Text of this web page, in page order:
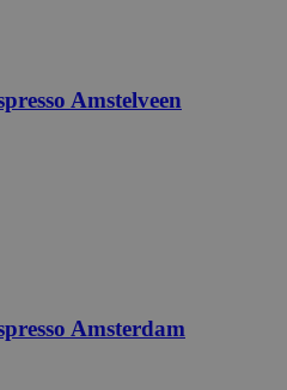
Amstelveen
Amsterdam